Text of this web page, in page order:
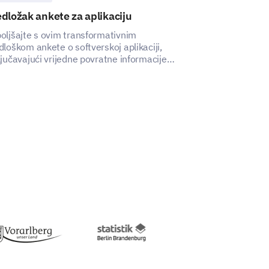
about your overall experience.
satisfaction with our IT
which might help us
ankete za aplikaciju
s ovim transformativnim
ankete o softverskoj aplikaciji,
vrijedne povratne informacije